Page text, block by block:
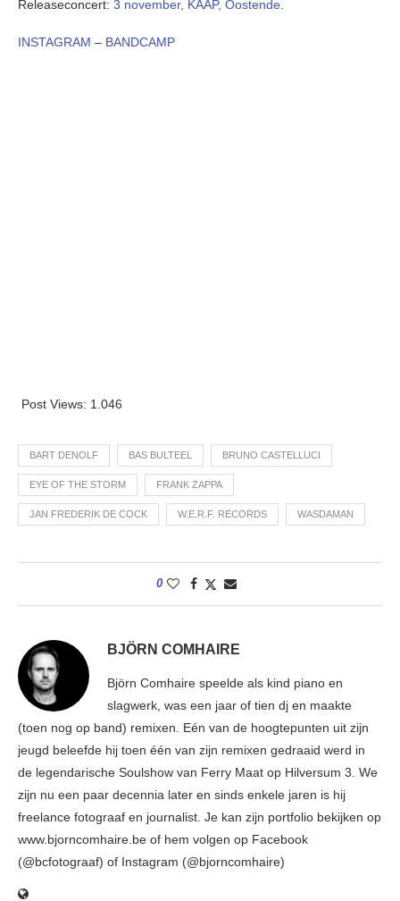
Releaseconcert: 3 november, KAAP, Oostende.
INSTAGRAM – BANDCAMP
Post Views: 1.046
BART DENOLF BAS BULTEEL BRUNO CASTELLUCI
EYE OF THE STORM FRANK ZAPPA
JAN FREDERIK DE COCK W.E.R.F. RECORDS WASDAMAN
0
BJÖRN COMHAIRE
Björn Comhaire speelde als kind piano en
slagwerk, was een jaar of tien dj en maakte
(toen nog op band) remixen. Eén van de hoogtepunten uit zijn
jeugd beleefde hij toen één van zijn remixen gedraaid werd in
de legendarische Soulshow van Ferry Maat op Hilversum 3. We
zijn nu een paar decennia later en sinds enkele jaren is hij
freelance fotograaf en journalist. Je kan zijn portfolio bekijken op
www.bjorncomhaire.be of hem volgen op Facebook
(@bcfotograaf) of Instagram (@bjorncomhaire)